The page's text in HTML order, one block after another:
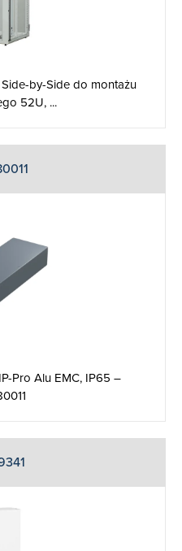
by-Side do montażu
52U, ...
Pro Alu EMC, IP65 –